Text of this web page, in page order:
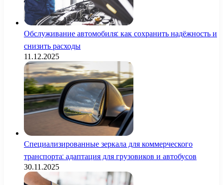
Обслуживание автомобиля: как сохранить надёжность и
снизить расходы
11.12.2025
Специализированные зеркала для коммерческого
транспорта: адаптация для грузовиков и автобусов
30.11.2025